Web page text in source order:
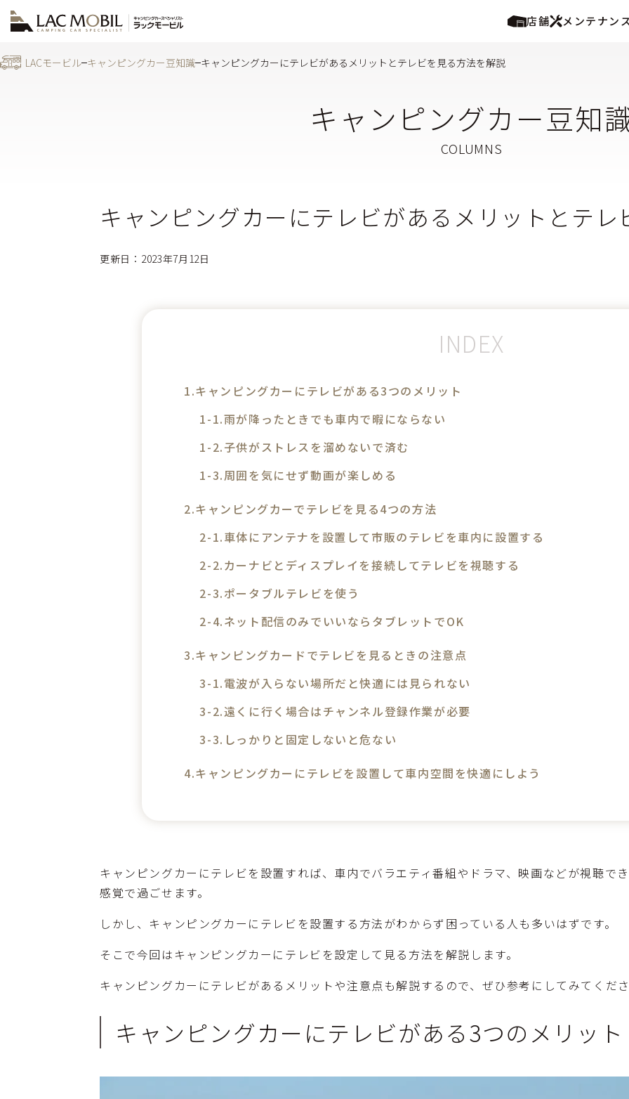
店舗 メンテナン
LACモービル キャンピングカー豆知識 キャンピングカーにテレビがあるメリットとテレビを見る方法を解説
キャンピングカー豆知
キャンピングカーにテレビがあるメリットとテ
更新日：2023年7月12日
キャンピングカーにテレビがある3つのメリット
雨が降ったときでも車内で暇にならない
子供がストレスを溜めないで済む
周囲を気にせず動画が楽しめる
キャンピングカーでテレビを見る4つの方法
車体にアンテナを設置して市販のテレビを車内に設置する
カーナビとディスプレイを接続してテレビを視聴する
ポータブルテレビを使う
ネット配信のみでいいならタブレットでOK
キャンピングカードでテレビを見るときの注意点
電波が入らない場所だと快適には見られない
遠くに行く場合はチャンネル登録作業が必要
しっかりと固定しないと危ない
キャンピングカーにテレビを設置して車内空間を快適にしよう
キャンピングカーにテレビを設置すれば、車内でバラエティ番組やドラマ、映画などが視聴で
感覚で過ごせます。
しかし、キャンピングカーにテレビを設置する方法がわからず困っている人も多いはずです。
そこで今回はキャンピングカーにテレビを設定して見る方法を解説します。
キャンピングカーにテレビがあるメリットや注意点も解説するので、ぜひ参考にしてみてくだ
キャンピングカーにテレビがある3つのメリット